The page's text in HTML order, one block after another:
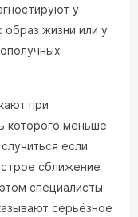
у
жизни или у
при
которого меньше
если
сближение
специалисты
серьёзное